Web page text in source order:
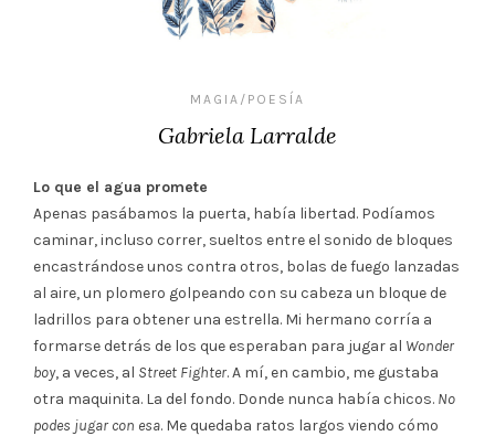
MAGIA/POESÍA
Gabriela Larralde
Lo que el agua promete
Apenas pasábamos la puerta, había libertad. Podíamos
caminar, incluso correr, sueltos entre el sonido de bloques
encastrándose unos contra otros, bolas de fuego lanzadas
al aire, un plomero golpeando con su cabeza un bloque de
ladrillos para obtener una estrella. Mi hermano corría a
formarse detrás de los que esperaban para jugar al Wonder
boy, a veces, al Street Fighter. A mí, en cambio, me gustaba
otra maquinita. La del fondo. Donde nunca había chicos. No
podes jugar con esa. Me quedaba ratos largos viendo cómo